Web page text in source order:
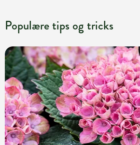
Populære tips og tricks